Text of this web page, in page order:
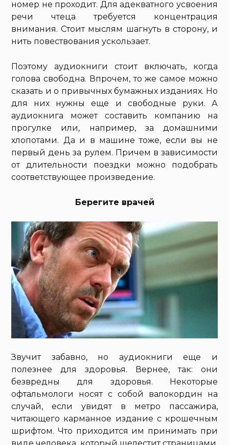
номер не проходит. Для адекватного усвоения
речи чтеца требуется концентрация
внимания. Стоит мыслям шагнуть в сторону, и
нить повествования ускользает.
Поэтому аудиокниги стоит включать, когда
голова свободна. Впрочем, то же самое можно
сказать и о привычных бумажных изданиях. Но
для них нужны еще и свободные руки. А
аудиокнига может составить компанию на
прогулке или, например, за домашними
хлопотами. Да и в машине тоже, если вы не
первый день за рулем. Причем в зависимости
от длительности поездки можно подобрать
соответствующее произведение.
Берегите врачей
Звучит забавно, но аудиокниги еще и
полезнее для здоровья. Вернее, так: они
безвредны для здоровья. Некоторые
офтальмологи носят с собой валокордин на
случай, если увидят в метро пассажира,
читающего карманное издание с крошечным
шрифтом. Что приходится им принимать при
виде человека, который шелестит страницами,